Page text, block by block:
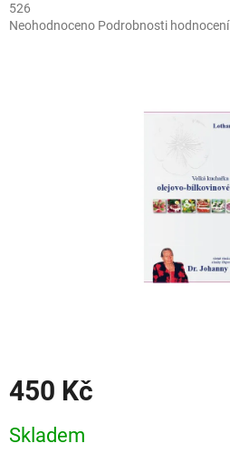
526
Průměrné
Neohodnoceno Podrobnosti hodnocení
450 Kč
cena:
Skladem